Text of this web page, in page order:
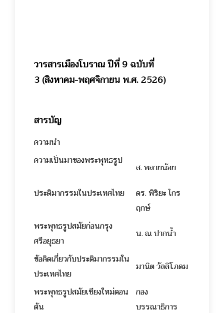
วารสารเมืองโบราณ ปีที่ 9 ฉบับที่
3 (สิงหาคม-พฤศจิกายน พ.ศ. 2526)
สารบัญ
ความนำ
ความเป็นมาของพระพุทธรูป
ส. พลายน้อย
ประติมากรรมในประเทศไทย
ดร. พิริยะ ไกร
ฤกษ์
พระพุทธรูปสมัยก่อนกรุง
ศรีอยุธยา
น. ณ ปากน้ำ
ข้อคิดเกี่ยวกับประติมากรรมใน
ประเทศไทย
มานิต วัลลิโภดม
พระพุทธรูปสมัยเชียงใหม่ตอน
ต้น
กอง
บรรณาธิการ